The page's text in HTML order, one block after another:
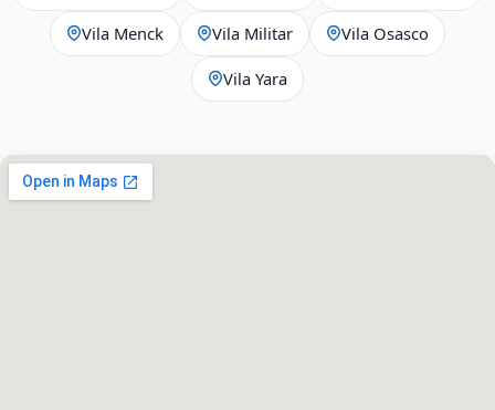
Vila Menck Vila Militar Vila Osasco
Vila Yara